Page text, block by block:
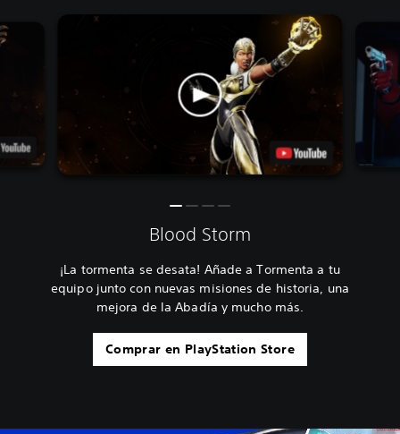
Blood Storm
¡La tormenta se desata! Añade a Tormenta a tu
equipo junto con nuevas misiones de historia, una
mejora de la Abadía y mucho más.
Comprar en PlayStation Store